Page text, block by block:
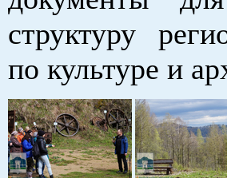
структуру
по культуре и